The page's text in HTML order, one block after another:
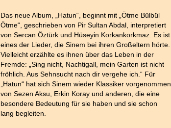
Das neue Album, „Hatun“, beginnt mit „Ötme Bülbül
Ötme“, geschrieben von Pir Sultan Abdal, interpretiert
von Sercan Öztürk und Hüseyin Korkankorkmaz. Es ist
eines der Lieder, die Sinem bei ihren Großeltern hörte.
Vielleicht erzählte es ihnen über das Leben in der
Fremde: „Sing nicht, Nachtigall, mein Garten ist nicht
fröhlich. Aus Sehnsucht nach dir vergehe ich.“ Für
„Hatun“ hat sich Sinem wieder Klassiker vorgenommen
von Sezen Aksu, Erkin Koray und anderen, die eine
besondere Bedeutung für sie haben und sie schon
lang begleiten.